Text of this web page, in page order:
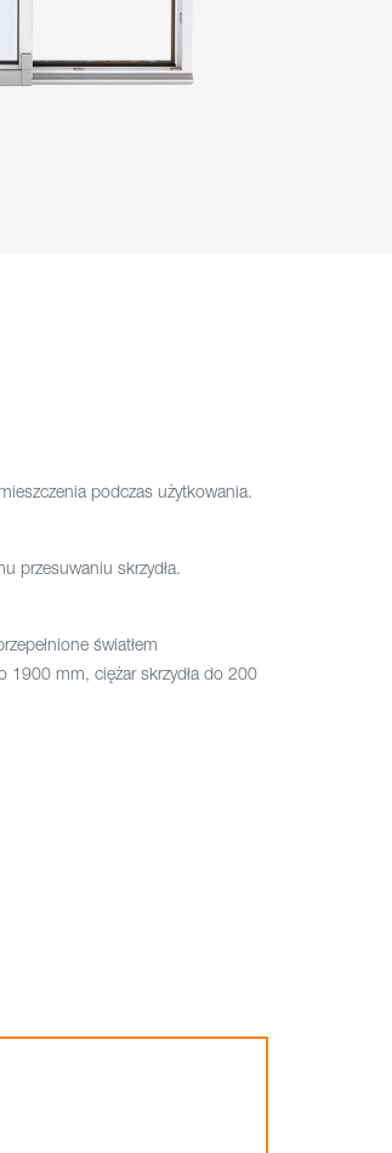
podczas użytkowania.
przesuwaniu skrzydła.
światłem
1900 mm, ciężar skrzydła do 200